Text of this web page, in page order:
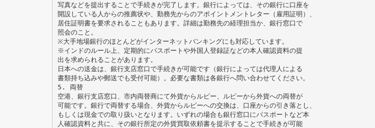
写真などを提出することで手続きが完了します。銀行によっては、その銀行に口座を
開設している人からの推薦状や、勤務先からのアポイントメントレター（雇用証明）、
居住証明書を要求されることもあります。詳細は勤務先の経理担当か、銀行窓口で
照会のこと。
※大手地場銀行のほとんどがインターネットバンキングにも対応しています。
※インドのルール上、定期的にパスポートや外国人登録証などの本人確認資料の提
出を求められることがあります。
日本への送金は、銀行支店窓口で手続きが可能です（銀行によっては代理人による
書類持ち込みや郵送でも受付可能）。必要な書類は各銀行へ問い合わせてください。
5. 両替
空港、銀行支店窓口、市内両替商にて外貨からルピー、ルピーから外貨への両替が
可能です。銀行で両替する場合、外貨からルピーへの交換は、口座からの引き落とし、
もしくは現金での取り扱いとなります。いずれの場合も銀行窓口にパスポートなど本
人確認資料と共に、その銀行所定の外貨買取依頼書を提示することで手続きが可能